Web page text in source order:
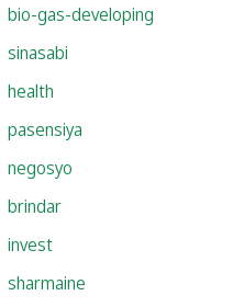
bio-gas-developing
sinasabi
health
pasensiya
negosyo
brindar
invest
sharmaine